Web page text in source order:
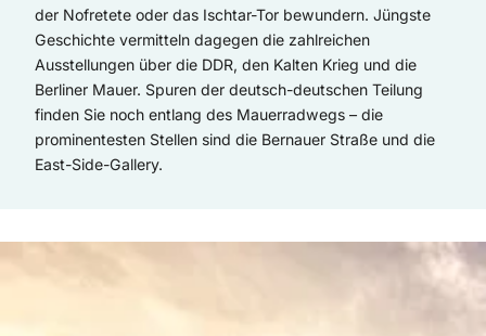
der Nofretete oder das Ischtar-Tor bewundern. Jüngste
Geschichte vermitteln dagegen die zahlreichen
Ausstellungen über die DDR, den Kalten Krieg und die
Berliner Mauer. Spuren der deutsch-deutschen Teilung
finden Sie noch entlang des Mauerradwegs – die
prominentesten Stellen sind die Bernauer Straße und die
East-Side-Gallery.